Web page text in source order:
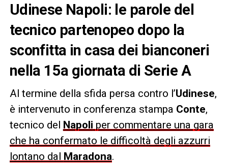
Udinese Napoli: le parole del
tecnico partenopeo dopo la
sconfitta in casa dei bianconeri
nella 15a giornata di Serie A
Al termine della sfida persa contro l’Udinese,
è intervenuto in conferenza stampa Conte,
tecnico del Napoli per commentare una gara
che ha confermato le difficoltà degli azzurri
lontano dal Maradona.